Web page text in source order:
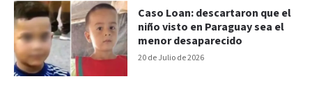
20 de Julio de 2026
Caso Loan: descartaron que el
niño visto en Paraguay sea el
menor desaparecido